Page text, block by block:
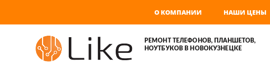
О КОМПАНИИ НАШИ ЦЕНЫ
РЕМОНТ ТЕЛЕФОНОВ, ПЛАНШЕТОВ,
НОУТБУКОВ В НОВОКУЗНЕЦКЕ